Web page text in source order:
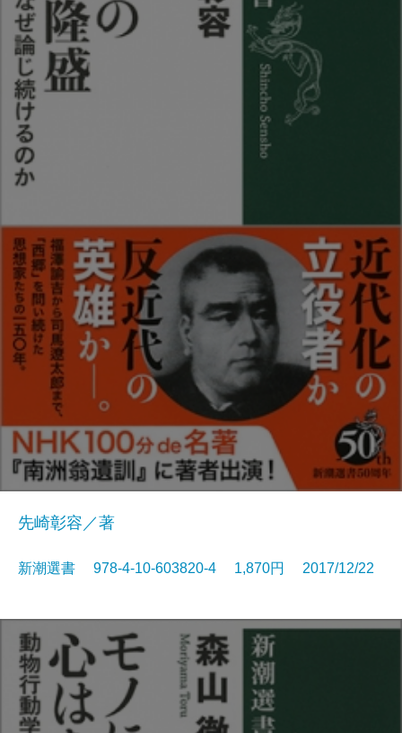
先崎彰容／著
新潮選書 978-4-10-603820-4 1,870円 2017/12/22